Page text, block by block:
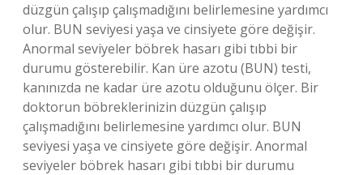
düzgün çalışıp çalışmadığını belirlemesine yardımcı
olur. BUN seviyesi yaşa ve cinsiyete göre değişir.
Anormal seviyeler böbrek hasarı gibi tıbbi bir
durumu gösterebilir. Kan üre azotu (BUN) testi,
kanınızda ne kadar üre azotu olduğunu ölçer. Bir
doktorun böbreklerinizin düzgün çalışıp
çalışmadığını belirlemesine yardımcı olur. BUN
seviyesi yaşa ve cinsiyete göre değişir. Anormal
seviyeler böbrek hasarı gibi tıbbi bir durumu